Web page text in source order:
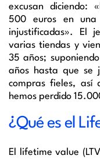
excusan diciendo:
500 euros en una
injustificadas». El
varias tiendas y
35 años;
años hasta que se
compras fieles, así
hemos perdido
¿Qué es el
El lifetime value